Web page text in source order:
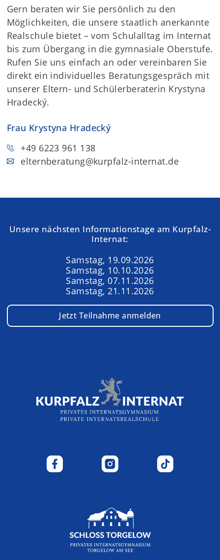
Gern beraten wir Sie persönlich zu den
Möglichkeiten, die unsere staatlich anerkannte
Realschule bietet – vom Schulalltag im Internat
bis zum Übergang in die gymnasiale Oberstufe.
Rufen Sie uns einfach an oder vereinbaren Sie
direkt ein individuelles Beratungsgespräch mit
unserer Eltern- und Schülerberaterin Krystyna
Hradecký.
Frau Krystyna Hradecký
+49 6223 961 138
elternberatung@kurpfalz-internat.de
Unsere nächsten Informationstage am Kurpfalz-
Internat:
Samstag, 19.09.2026
Samstag, 10.10.2026
Samstag, 07.11.2026
Samstag, 21.11.2026
Jetzt Teilnahme anmelden